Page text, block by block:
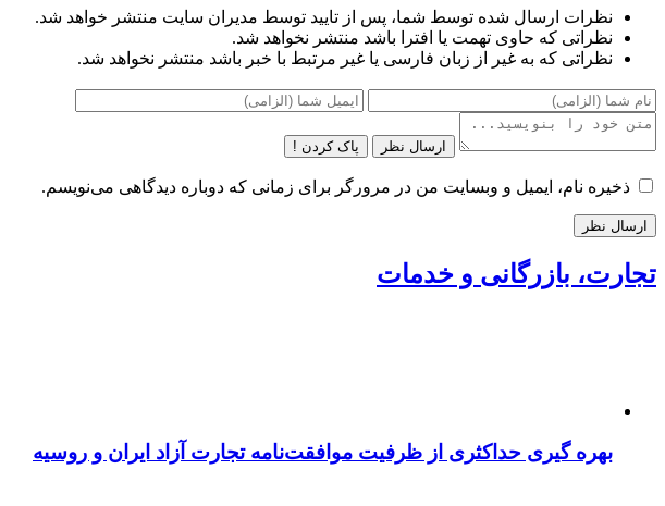
نظرات ارسال شده توسط شما، پس از تایید توسط مدیران سایت منتشر خواهد شد.
نظراتی که حاوی تهمت یا افترا باشد منتشر نخواهد شد.
نظراتی که به غیر از زبان فارسی یا غیر مرتبط با خبر باشد منتشر نخواهد شد.
ارسال نظر پاک کردن !
ذخیره نام، ایمیل و وبسایت من در مرورگر برای زمانی که دوباره دیدگاهی می‌نویسم.
تجارت، بازرگانی و خدمات
بهره گیری حداکثری از ظرفیت موافقت‌نامه تجارت آزاد ایران و روسیه